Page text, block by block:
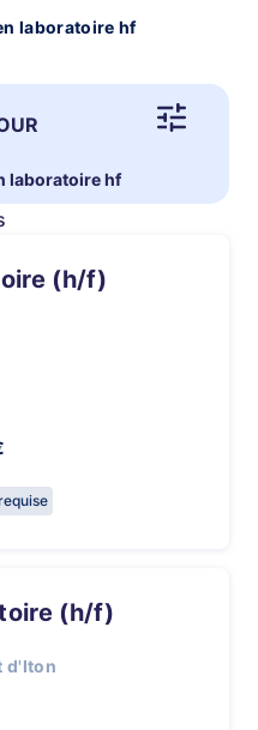
laboratoire hf
laboratoire hf
(h/f)
(h/f)
d'Iton